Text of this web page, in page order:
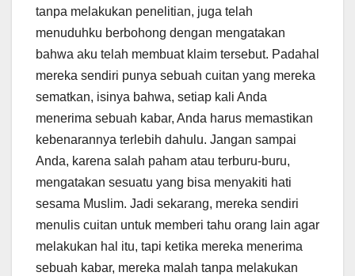
tanpa melakukan penelitian, juga telah
menuduhku berbohong dengan mengatakan
bahwa aku telah membuat klaim tersebut. Padahal
mereka sendiri punya sebuah cuitan yang mereka
sematkan, isinya bahwa, setiap kali Anda
menerima sebuah kabar, Anda harus memastikan
kebenarannya terlebih dahulu. Jangan sampai
Anda, karena salah paham atau terburu-buru,
mengatakan sesuatu yang bisa menyakiti hati
sesama Muslim. Jadi sekarang, mereka sendiri
menulis cuitan untuk memberi tahu orang lain agar
melakukan hal itu, tapi ketika mereka menerima
sebuah kabar, mereka malah tanpa melakukan